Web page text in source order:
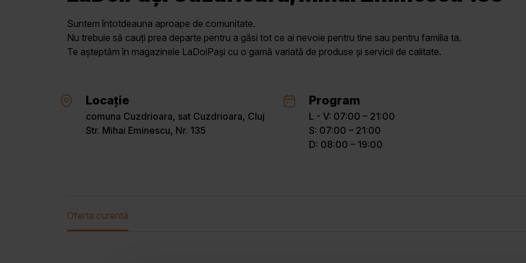
Suntem întotdeauna aproape de comunitate.
Nu trebuie să cauți prea departe pentru a găsi tot ce ai nevoie pentru tine sau pentru familia ta.
Te așteptăm în magazinele LaDoiPași cu o gamă variată de produse și servicii de calitate.
Locație
comuna Cuzdrioara, sat Cuzdrioara, Cluj
Str. Mihai Eminescu, Nr. 135
Program
L - V: 07:00 – 21:00
S: 07:00 – 21:00
D: 08:00 – 19:00
Oferta curentă